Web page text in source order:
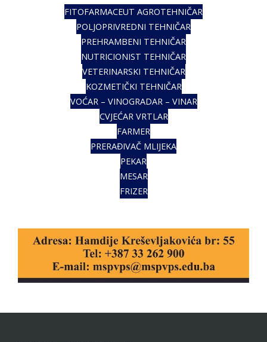
FITOFARMACEUT AGROTEHNIČAR
POLJOPRIVREDNI TEHNIČAR
PREHRAMBENI TEHNIČAR
NUTRICIONIST TEHNIČAR
VETERINARSKI TEHNIČAR
KOZMETIČKI TEHNIČAR
VOĆAR – VINOGRADAR – VINAR
CVJEĆAR VRTLAR
FARMER
PRERAĐIVAČ MLIJEKA
PEKAR
MESAR
FRIZER